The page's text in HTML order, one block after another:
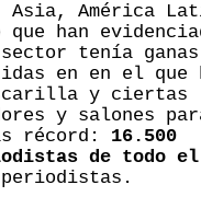
América
han
tenía
en en el que
y ciertas
y salones
récord: 16.500
de todo el